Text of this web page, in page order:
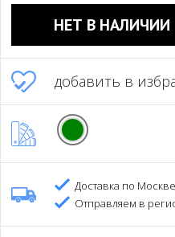
НЕТ В НАЛИЧИИ
добавить в
Доставка по Москве
Отправляем в